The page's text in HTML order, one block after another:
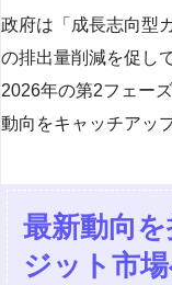
政府は「成長志向型
の排出量削減を促し
2026年の第2フェー
動向をキャッチアッ
最新動向
ジット市